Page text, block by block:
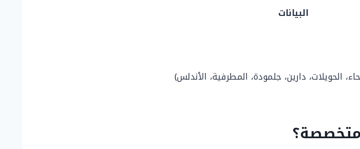
البيانات
الحويلات، دارين، جلمودة، المطرفية، الأندلس)
متخصصة؟